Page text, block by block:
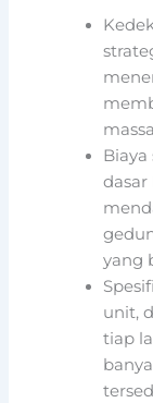
Biaya
dasar
yang
unit,
tiap